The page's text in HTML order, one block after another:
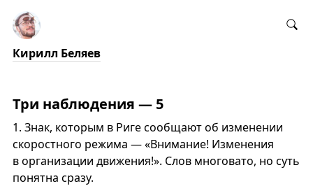
Кирилл Беляев
Три наблюдения — 5
1. Знак, которым в Риге сообщают об изменении
скоростного режима — «Внимание! Изменения
в организации движения!». Слов многовато, но суть
понятна сразу.